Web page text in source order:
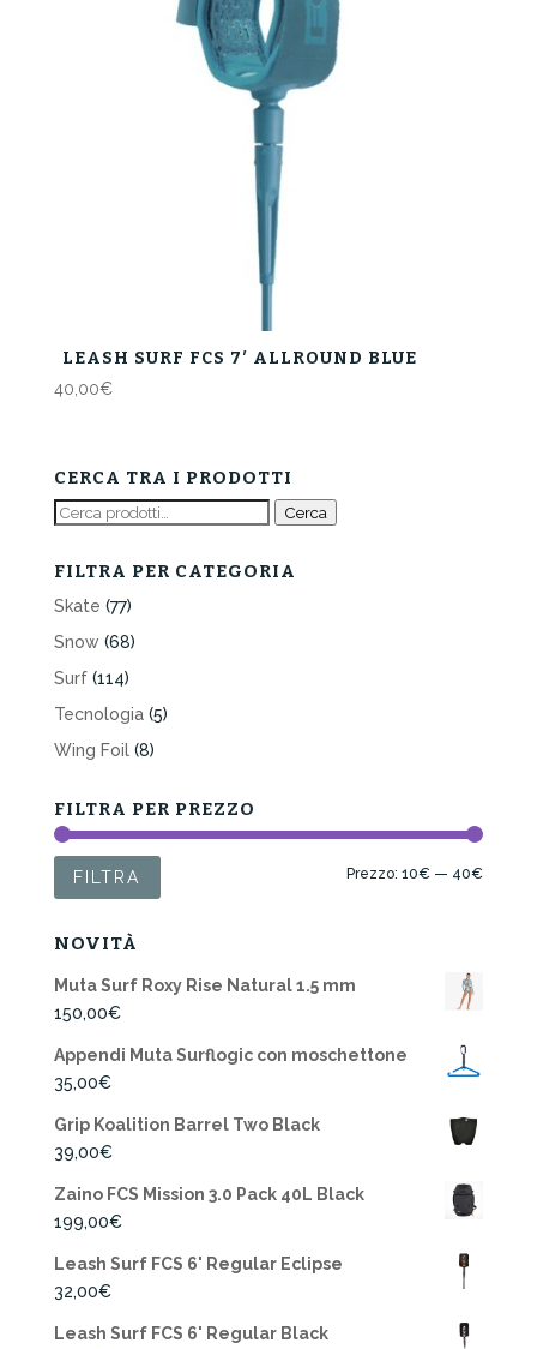
LEASH SURF FCS 7′ ALLROUND BLUE
40,00€
CERCA TRA I PRODOTTI
Cerca: Cerca
FILTRA PER CATEGORIA
Skate (77)
Snow (68)
Surf (114)
Tecnologia (5)
Wing Foil (8)
FILTRA PER PREZZO
Prezzo
Prezzo
FILTRA Prezzo:10€ — 40€
NOVITÀ
Muta Surf Roxy Rise Natural 1.5 mm
150,00€
Appendi Muta Surflogic con moschettone
35,00€
Grip Koalition Barrel Two Black
39,00€
Zaino FCS Mission 3.0 Pack 40L Black
199,00€
Leash Surf FCS 6' Regular Eclipse
32,00€
Leash Surf FCS 6' Regular Black